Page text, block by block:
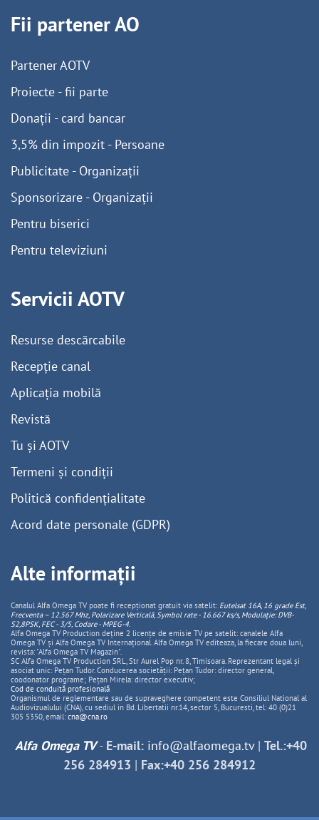
Fii partener AO
Partener AOTV
Proiecte - fii parte
Donații - card bancar
3,5% din impozit - Persoane
Publicitate - Organizații
Sponsorizare - Organizații
Pentru biserici
Pentru televiziuni
Servicii AOTV
Resurse descărcabile
Recepție canal
Aplicația mobilă
Revistă
Tu și AOTV
Termeni și condiții
Politică confidențialitate
Acord date personale (GDPR)
Alte informații
Canalul Alfa Omega TV poate fi recepționat gratuit via satelit: Eutelsat 16A, 16 grade Est,
Frecventa – 12.567 Mhz, PolarizareVerticală, Symbol rate - 16.667 ks/s, Modulație: DVB-
S2,8PSK, FEC - 3/5, Codare - MPEG-4.
Alfa Omega TV Production deține 2 licențe de emisie TV pe satelit: canalele Alfa
Omega TV și Alfa Omega TV Internațional. Alfa Omega TV editeaza, la fiecare doua luni,
revista: "Alfa Omega TV Magazin".
SC Alfa Omega TV Production SRL, Str Aurel Pop nr. 8, Timisoara. Reprezentant legal și
asociat unic: Pețan Tudor. Conducerea societății: Pețan Tudor: director general,
coodonator programe; Pețan Mirela: director executiv;
Cod de conduită profesională
Organismul de reglementare sau de supraveghere competent este Consiliul National al
Audiovizualului (CNA), cu sediul in Bd. Libertatii nr.14, sector 5, Bucuresti, tel: 40 (0)21
305 5350, email: cna@cna.ro
Alfa Omega TV- E-mail: info@alfaomega.tv| Tel.:+40
256 284913 | Fax:+40 256 284912